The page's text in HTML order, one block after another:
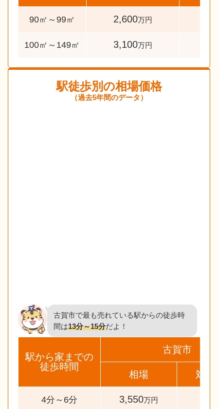
90㎡～99㎡ 2,600万円
100㎡～149㎡ 3,100万円
駅徒歩別の相場価格
（過去5年間のデータ）
古賀市で最も売れている駅からの徒歩時
間は13分～15分だよ！
駅から家までの
徒歩時間
古賀市
相場 対象
4分～6分 3,550万円